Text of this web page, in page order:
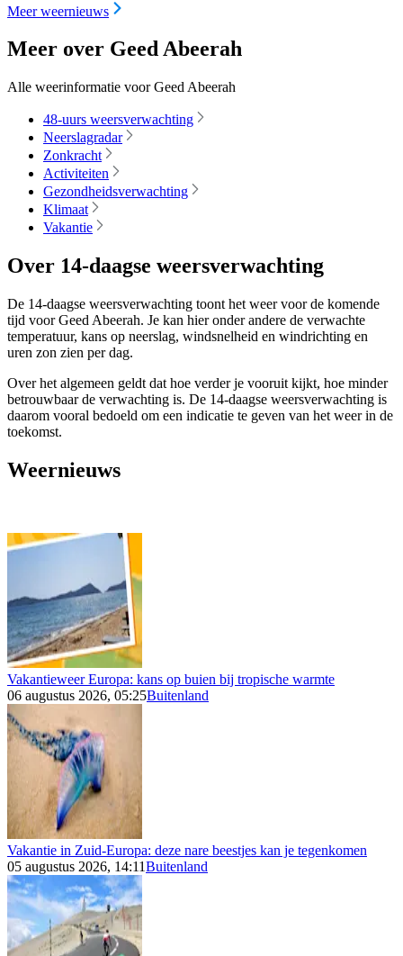
Meer weernieuws
Meer over Geed Abeerah
Alle weerinformatie voor Geed Abeerah
48-uurs weersverwachting
Neerslagradar
Zonkracht
Activiteiten
Gezondheidsverwachting
Klimaat
Vakantie
Over 14-daagse weersverwachting
De 14-daagse weersverwachting toont het weer voor de komende
tijd voor Geed Abeerah. Je kan hier onder andere de verwachte
temperatuur, kans op neerslag, windsnelheid en windrichting en
uren zon zien per dag.
Over het algemeen geldt dat hoe verder je vooruit kijkt, hoe minder
betrouwbaar de verwachting is. De 14-daagse weersverwachting is
daarom vooral bedoeld om een indicatie te geven van het weer in de
toekomst.
Weernieuws
Vakantieweer Europa: kans op buien bij tropische warmte
06 augustus 2026, 05:25Buitenland
Vakantie in Zuid-Europa: deze nare beestjes kan je tegenkomen
05 augustus 2026, 14:11Buitenland